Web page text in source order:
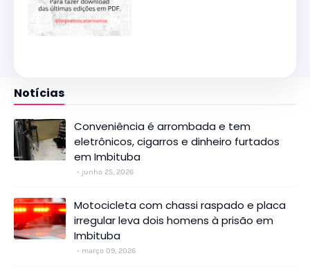
Notícias
Conveniência é arrombada e tem
eletrônicos, cigarros e dinheiro furtados
em Imbituba
junho 25, 2026
Motocicleta com chassi raspado e placa
irregular leva dois homens à prisão em
Imbituba
março 09, 2026